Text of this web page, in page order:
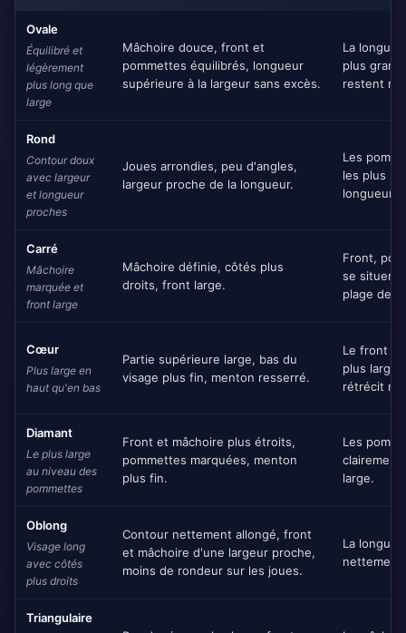
Ovale
Équilibré et
légèrement
plus long que
large
Mâchoire douce, front et
pommettes équilibrés, longueur
supérieure à la largeur sans excès.
La
plus
restent
Rond
Contour doux
avec largeur
et longueur
proches
Joues arrondies, peu d'angles,
largeur proche de la longueur.
Les
les plus
longueur
Carré
Mâchoire
marquée et
front large
Mâchoire définie, côtés plus
droits, front large.
Front,
se situent
plage de
Cœur
Plus large en
haut qu'en bas
Partie supérieure large, bas du
visage plus fin, menton resserré.
Le front
plus large
rétrécit
Diamant
Le plus large
au niveau des
pommettes
Front et mâchoire plus étroits,
pommettes marquées, menton
plus fin.
Les
clairement
large.
Oblong
Visage long
avec côtés
plus droits
Contour nettement allongé, front
et mâchoire d'une largeur proche,
moins de rondeur sur les joues.
La
nettement
Triangulaire